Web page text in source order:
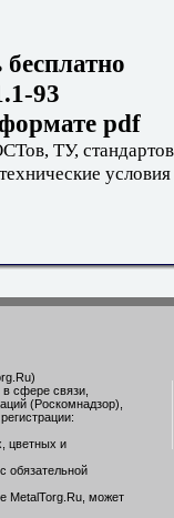
pdf
ТУ,
условия
сфере связи,
(Роскомнадзор),
цветных и
обязательной
MetalTorg.Ru, может